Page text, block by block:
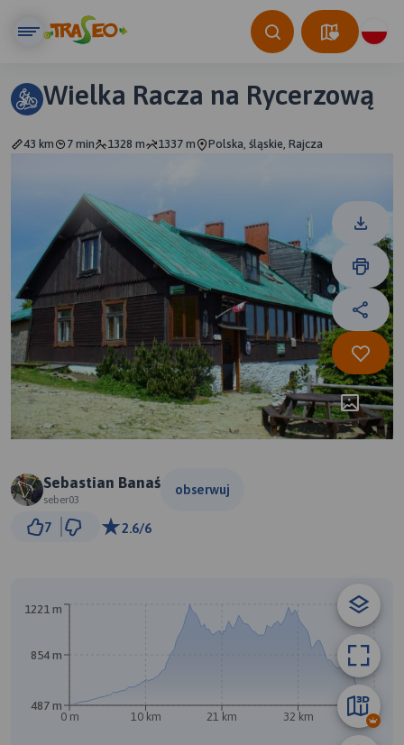
Wielka Racza na Rycerzową
43 km 7 min 1328 m 1337 m Polska, śląskie, Rajcza
Sebastian Banaś
seber03
obserwuj
7 2.6/6
0 m 10 km 21 km 32 km 43 km
487 m
854 m
1221 m